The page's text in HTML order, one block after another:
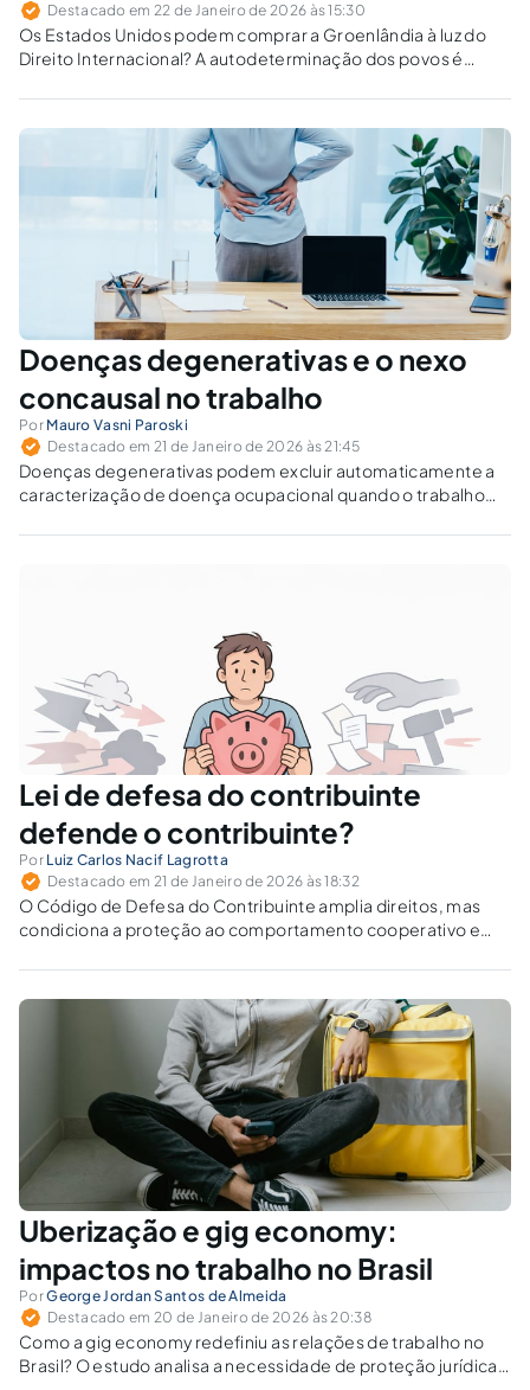
Destacado em 22 de Janeiro de 2026 às 15:30
Os Estados Unidos podem comprar a Groenlândia à luz do
Direito Internacional? A autodeterminação dos povos é
Doenças degenerativas e o nexo
concausal no trabalho
Por Mauro Vasni Paroski
Destacado em 21 de Janeiro de 2026 às 21:45
Doenças degenerativas podem excluir automaticamente a
caracterização de doença ocupacional quando o trabalho
causal e concausal, o papel da perícia médica e os efeitos
Lei de defesa do contribuinte
defende o contribuinte?
Por Luiz Carlos Nacif Lagrotta
Destacado em 21 de Janeiro de 2026 às 18:32
O Código de Defesa do Contribuinte amplia direitos, mas
condiciona a proteção ao comportamento cooperativo e
Uberização e gig economy:
impactos no trabalho no Brasil
PorGeorge Jordan Santos de Almeida
Destacado em 20 de Janeiro de 2026 às 20:38
Como a gig economy redefiniu as relações de trabalho no
Brasil? O estudo analisa a necessidade de proteção jurídica